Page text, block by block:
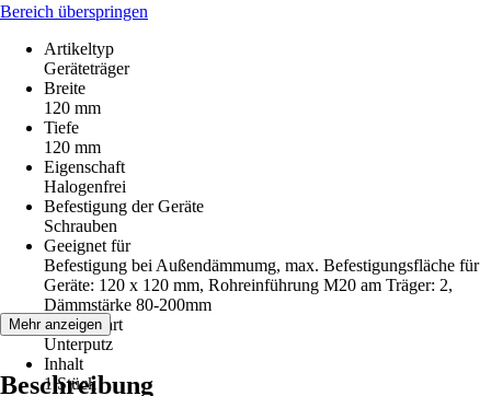
Bereich überspringen
Artikeltyp
Geräteträger
Breite
120 mm
Tiefe
120 mm
Eigenschaft
Halogenfrei
Befestigung der Geräte
Schrauben
Geeignet für
Befestigung bei Außendämmumg, max. Befestigungsfläche für
Geräte: 120 x 120 mm, Rohreinführung M20 am Träger: 2,
Dämmstärke 80-200mm
Montageart
Unterputz
Inhalt
1 Stück
Mehr anzeigen
Beschreibung